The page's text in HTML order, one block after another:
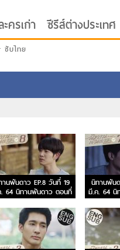
ะครเก่า ซีรีส์ต่างประเทศ
ซับไทย
นพันดาว EP.8 วันที่ 19
64 นิทานพันดาว ตอนที่
8
นิทานพัน
มี.ค. 64 นิ